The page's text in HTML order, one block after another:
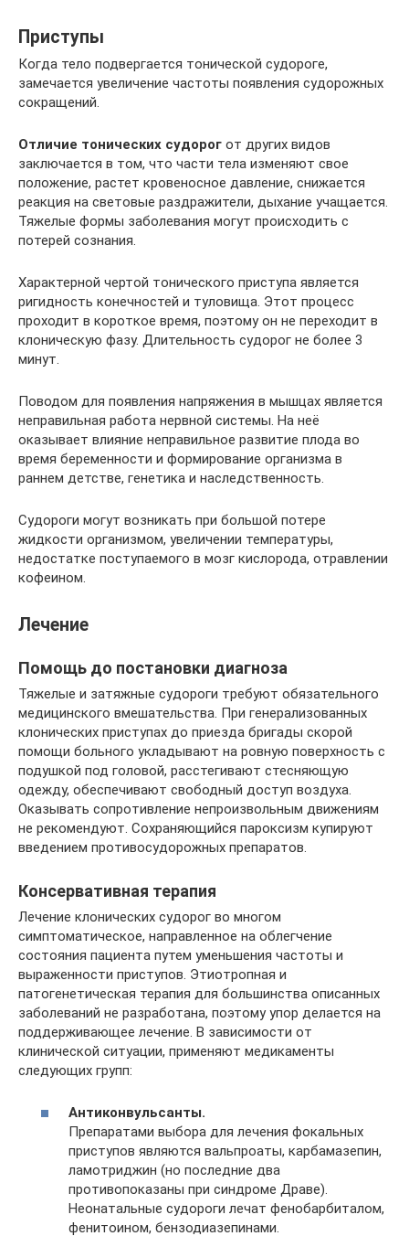
Приступы
Когда тело подвергается тонической судороге,
замечается увеличение частоты появления судорожных
сокращений.
Отличие тонических судорог от других видов
заключается в том, что части тела изменяют свое
положение, растет кровеносное давление, снижается
реакция на световые раздражители, дыхание учащается.
Тяжелые формы заболевания могут происходить с
потерей сознания.
Характерной чертой тонического приступа является
ригидность конечностей и туловища. Этот процесс
проходит в короткое время, поэтому он не переходит в
клоническую фазу. Длительность судорог не более 3
минут.
Поводом для появления напряжения в мышцах является
неправильная работа нервной системы. На неё
оказывает влияние неправильное развитие плода во
время беременности и формирование организма в
раннем детстве, генетика и наследственность.
Судороги могут возникать при большой потере
жидкости организмом, увеличении температуры,
недостатке поступаемого в мозг кислорода, отравлении
кофеином.
Лечение
Помощь до постановки диагноза
Тяжелые и затяжные судороги требуют обязательного
медицинского вмешательства. При генерализованных
клонических приступах до приезда бригады скорой
помощи больного укладывают на ровную поверхность с
подушкой под головой, расстегивают стесняющую
одежду, обеспечивают свободный доступ воздуха.
Оказывать сопротивление непроизвольным движениям
не рекомендуют. Сохраняющийся пароксизм купируют
введением противосудорожных препаратов.
Консервативная терапия
Лечение клонических судорог во многом
симптоматическое, направленное на облегчение
состояния пациента путем уменьшения частоты и
выраженности приступов. Этиотропная и
патогенетическая терапия для большинства описанных
заболеваний не разработана, поэтому упор делается на
поддерживающее лечение. В зависимости от
клинической ситуации, применяют медикаменты
следующих групп:
Антиконвульсанты.
Препаратами выбора для лечения фокальных
приступов являются вальпроаты, карбамазепин,
ламотриджин (но последние два
противопоказаны при синдроме Драве).
Неонатальные судороги лечат фенобарбиталом,
фенитоином, бензодиазепинами.